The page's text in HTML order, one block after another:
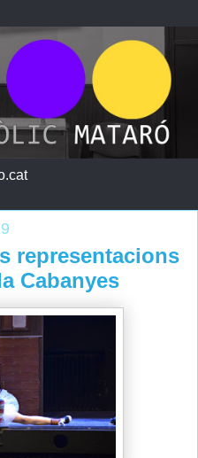
representacions
Cabanyes